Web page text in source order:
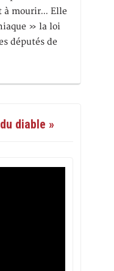
à mourir… Elle
» la loi
députés de
diable »